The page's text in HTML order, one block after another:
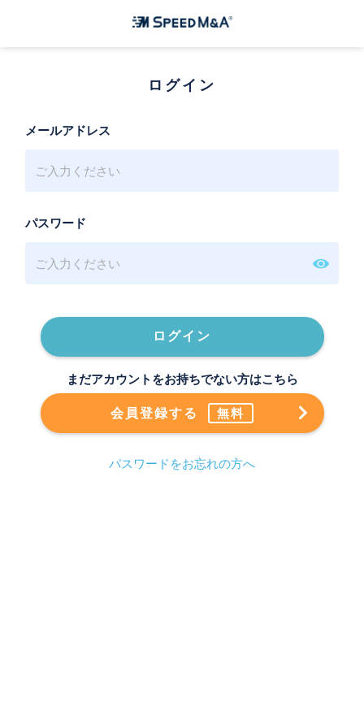
ログイン
メールアドレス
パスワード
ログイン
まだアカウントをお持ちでない方はこちら
会員登録する 無料
パスワードをお忘れの方へ